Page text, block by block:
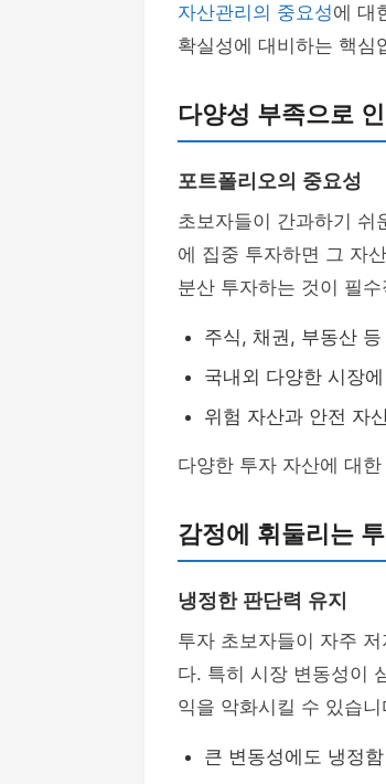
자산관리의 중요성에 대
확실성에 대비하는 핵심
다양성 부족으로
포트폴리오의 중요성
초보자들이 간과하기 쉬
에 집중 투자하면 그 자
분산 투자하는 것이 필
주식, 채권, 부동산
국내외 다양한 시장
위험 자산과 안전 자
다양한 투자 자산에 대
감정에 휘둘리는
냉정한 판단력 유지
투자 초보자들이 자주
다. 특히 시장 변동성이
익을 악화시킬 수 있습니
큰 변동성에도 냉정함